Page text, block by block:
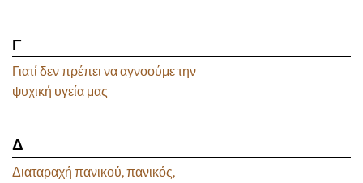
Γ
Γιατί δεν πρέπει να αγνοούμε την
ψυχική υγεία μας
Δ
Διαταραχή πανικού, πανικός,